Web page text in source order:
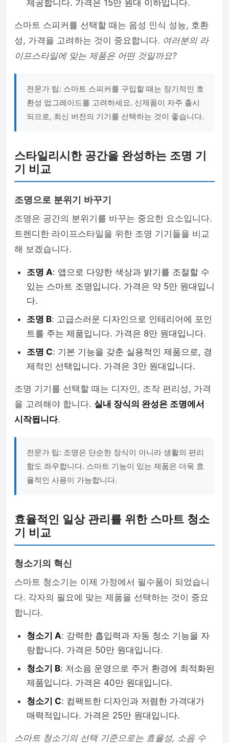
제공합니다. 가격은 15만 원대 이하입니다.
스마트 스피커를 선택할 때는 음성 인식 성능, 호환
성, 가격을 고려하는 것이 중요합니다. 여러분의 라
이프스타일에 맞는 제품은 어떤 것일까요?
전문가 팁: 스마트 스피커를 구입할 때는 장기적인 호
환성 업그레이드를 고려하세요. 신제품이 자주 출시
되므로, 최신 버전의 기기를 선택하는 것이 좋습니다.
스타일리시한 공간을 완성하는 조명 기
기 비교
조명으로 분위기 바꾸기
조명은 공간의 분위기를 바꾸는 중요한 요소입니다.
트렌디한 라이프스타일을 위한 조명 기기들을 비교
해 보겠습니다.
조명 A: 앱으로 다양한 색상과 밝기를 조절할 수
있는 스마트 조명입니다. 가격은 약 5만 원대입니
다.
조명 B: 고급스러운 디자인으로 인테리어에 포인
트를 주는 제품입니다. 가격은 8만 원대입니다.
조명 C: 기본 기능을 갖춘 실용적인 제품으로, 경
제적인 선택입니다. 가격은 3만 원대입니다.
조명 기기를 선택할 때는 디자인, 조작 편리성, 가격
을 고려해야 합니다. 실내 장식의 완성은 조명에서
시작됩니다.
전문가 팁: 조명은 단순한 장식이 아니라 생활의 편리
함도 좌우합니다. 스마트 기능이 있는 제품은 더욱 효
율적인 사용이 가능합니다.
효율적인 일상 관리를 위한 스마트 청소
기 비교
청소기의 혁신
스마트 청소기는 이제 가정에서 필수품이 되었습니
다. 각자의 필요에 맞는 제품을 선택하는 것이 중요
합니다.
청소기 A: 강력한 흡입력과 자동 청소 기능을 자
랑합니다. 가격은 50만 원대입니다.
청소기 B: 저소음 운영으로 주거 환경에 최적화된
제품입니다. 가격은 40만 원대입니다.
청소기 C: 컴팩트한 디자인과 저렴한 가격대가
매력적입니다. 가격은 25만 원대입니다.
스마트 청소기의 선택 기준으로는 효율성, 소음 수